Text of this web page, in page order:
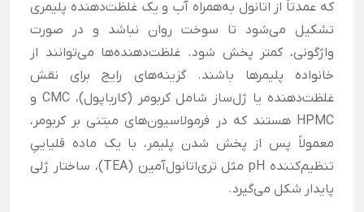
که عمدتاً از اتانول به‌همراه آب و یک غلظت‌دهنده پلیمری
تشکیل می‌شود تا سوخت روان نباشد و در صورت
واژگونی، کمتر پخش شود. غلظت‌دهنده‌ها می‌توانند از
خانواده پلیمرها باشند. گزینه‌های رایج برای نقش
غلظت‌دهنده یا ژل‌ساز شامل کربومر (کارباپول)، CMC و
HPMC هستند که در فرمولاسیون‌های مبتنی بر کربومر،
معمولاً پس از پخش شدن پلیمر، با یک ماده قلیاییِ
تنظیم‌کننده pH مثل تری‌اتانول‌آمین (TEA)، ساختار ژلی
پایدار شکل می‌گیرد.